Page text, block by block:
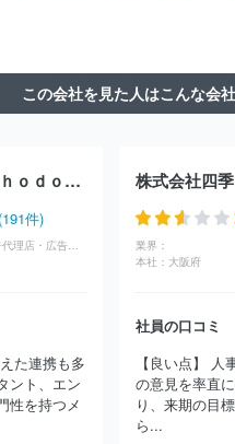
ン
松竹株式会社 株式会社
マーベル
株式会社ジールコミ
ニープロモーション
株式会社
クノネット
株式会社サテライト
コミット
株式会社ｄｏｕｂＬ
ＩＮＧＳ
ョン
株式会社大河プロダクショ
ＬＤ ＭＡＮＡＧＥＭＥＮＴ Ｅ
コーポレーション
株式会社フ
ビ
株式会社ボルテージ 株
会社ドマーニ
株式会社ルミ
この会社を見た人はこんな会
株式会社Ｈａｋｕｈｏｄｏ ＤＹ ＯＮＥ
件)
広告・マスコミ(広告代理店・広告制作)
た連携も多
ント、エン
性を持つメ
株式会社四季
業界：
本社： 大阪府
社員の口コミ
【良い点】 人
の意見を率直
り、来期の目
ら...